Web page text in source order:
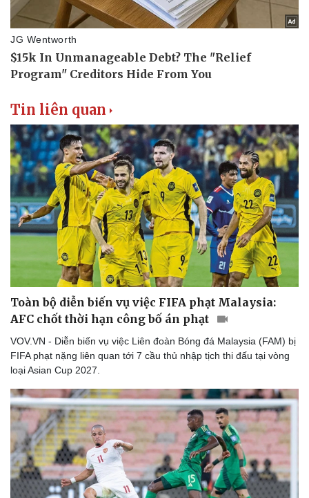
Tin liên quan
Toàn bộ diễn biến vụ việc FIFA phạt Malaysia:
AFC chốt thời hạn công bố án phạt
VOV.VN - Diễn biến vụ việc Liên đoàn Bóng đá Malaysia (FAM) bị
FIFA phạt nặng liên quan tới 7 cầu thủ nhập tịch thi đấu tại vòng
loại Asian Cup 2027.